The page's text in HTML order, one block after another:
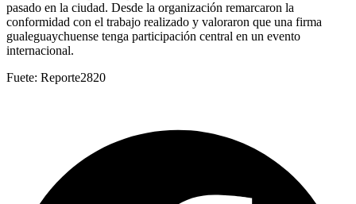
pasado en la ciudad. Desde la organización remarcaron la
conformidad con el trabajo realizado y valoraron que una firma
gualeguaychuense tenga participación central en un evento
internacional.
Fuete: Reporte2820